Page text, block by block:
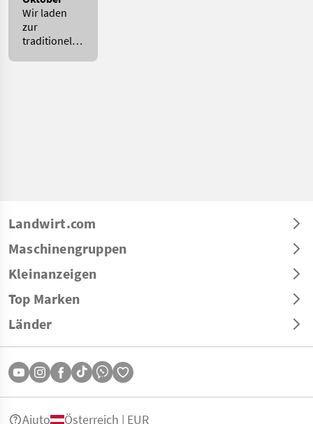
Wir laden
zur
traditionellen
Landwirt.com
Maschinengruppen
Kleinanzeigen
Top Marken
Länder
Aiuto Österreich | EUR